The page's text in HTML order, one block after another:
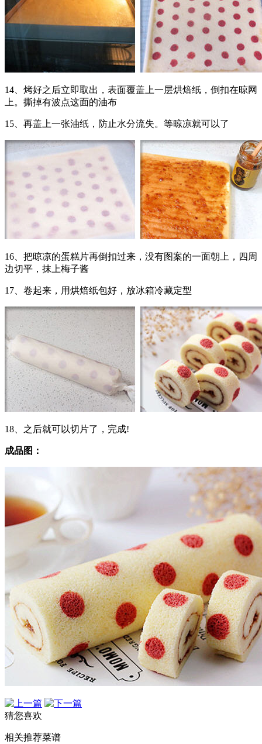
14、烤好之后立即取出，表面覆盖上一层烘焙纸，倒扣在晾网
上。撕掉有波点这面的油布
15、再盖上一张油纸，防止水分流失。等晾凉就可以了
16、把晾凉的蛋糕片再倒扣过来，没有图案的一面朝上，四周
边切平，抹上梅子酱
17、卷起来，用烘焙纸包好，放冰箱冷藏定型
18、之后就可以切片了，完成!
成品图：
猜您喜欢
相关推荐菜谱